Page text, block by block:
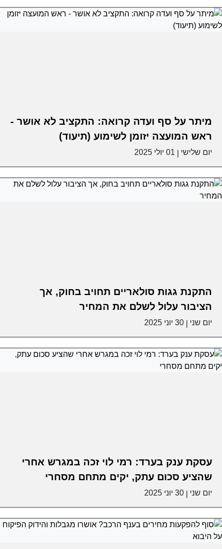
מיתר על סף ועדה קרואה: התקציב לא אושר -
ראש המועצה יזומן לשימוע (תיעוד)
יום שלישי 01 יולי 2025
התקנת גגות סולאריים תחויב בחוק, אך
הציבור עלול לשלם את המחיר
יום שני 30 יוני 2025
עסקת ענק בערד: רמי לוי זכה במגרש אחרי
שהציע סכום עתק, יקים מתחם מסחרי
יום שני 30 יוני 2025